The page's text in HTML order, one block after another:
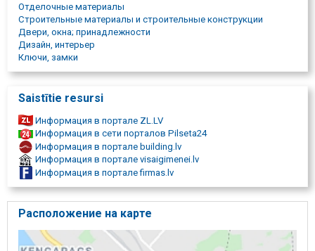
тепловой мост, Входные двери, наружные двери для квартир,
входные двери для частного дома, входные двери для
жилья, входные двери для офисов.
Отделочные материалы
Строительные материалы и строительные конструкции
Двери, окна; принадлежности
Дизайн, интерьер
Ключи, замки
Saistītie resursi
Информация в портале ZL.LV
Информация в сети порталов Pilseta24
Информация в портале building.lv
Информация в портале visaigimenei.lv
Информация в портале firmas.lv
Расположение на карте